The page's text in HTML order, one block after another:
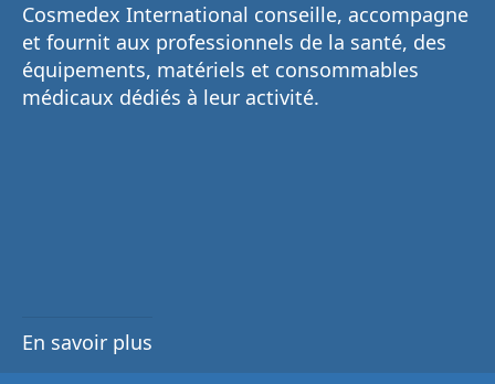
Cosmedex International conseille, accompagne
et fournit aux professionnels de la santé, des
équipements, matériels et consommables
médicaux dédiés à leur activité.
En savoir plus